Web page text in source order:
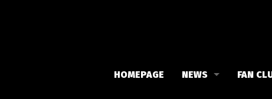
HOMEPAGE NEWS FAN